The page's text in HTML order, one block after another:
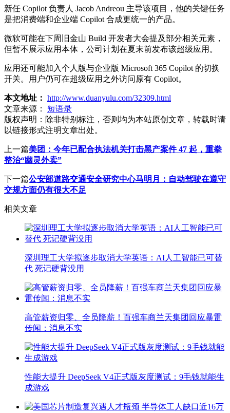
新任 Copilot 负责人 Jacob Andreou 主导该项目，他的关键任务
是把消费端和企业端 Copilot 合成更统一的产品。
微软可能在下周旧金山 Build 开发者大会提及部分相关元素，
但暂不展示应用本体，公司计划在夏末前发布该超级应用。
应用还可能加入个人版与企业版 Microsoft 365 Copilot 的切换
开关。用户仍可在超级应用之外访问原有 Copilot。
本文地址： http://www.duanyulu.com/32309.html
文章来源：
短语录
版权声明： 除非特别标注，否则均为本站原创文章，转载时请
以链接形式注明文章出处。
上一篇美团：今年已配合执法机关打击黑产案件 47 起，重拳
整治“幽灵外卖”
下一篇公安部道路交通安全研究中心马明月：自动驾驶在遵守
交规方面仍有很大不足
相关文章
深圳理工大学拟逐步取消大学英语：AI人工智能已可替
代 死记硬背没用
高管薪资归零、全员降薪！百强车商兰天集团回应暴雷
传闻：消息不实
性能大提升 DeepSeek V4正式版灰度测试：9毛钱就能生
成游戏